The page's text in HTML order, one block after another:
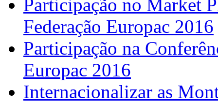
Participação no Market
Federação Europac 2016
Participação na
Europac 2016
Internacionalizar as